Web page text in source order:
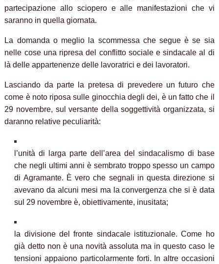
partecipazione allo sciopero e alle manifestazioni che vi
saranno in quella giornata.
La domanda o meglio la scommessa che segue è se sia
nelle cose una ripresa del conflitto sociale e sindacale al di
là delle appartenenze delle lavoratrici e dei lavoratori.
Lasciando da parte la pretesa di prevedere un futuro che
come è noto riposa sulle ginocchia degli dei, è un fatto che il
29 novembre, sul versante della soggettività organizzata, si
daranno relative peculiarità:
l’unità di larga parte dell’area del sindacalismo di base
che negli ultimi anni è sembrato troppo spesso un campo
di Agramante. È vero che segnali in questa direzione si
avevano da alcuni mesi ma la convergenza che si è data
sul 29 novembre è, obiettivamente, inusitata;
la divisione del fronte sindacale istituzionale. Come ho
già detto non è una novità assoluta ma in questo caso le
tensioni appaiono particolarmente forti. In altre occasioni